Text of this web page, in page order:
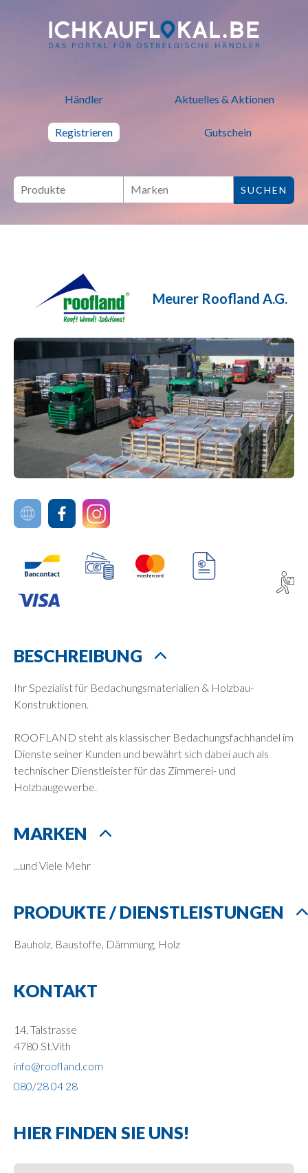
ich kauf lokal - Bei lokalen
Händler Aktuelles & Aktionen
Registrieren Gutschein
Meurer Roofland A.G.
BESCHREIBUNG
Ihr Spezialist für Bedachungsmaterialien & Holzbau-
Konstruktionen.
ROOFLAND steht als klassischer Bedachungsfachhandel im
Dienste seiner Kunden und bewährt sich dabei auch als
technischer Dienstleister für das Zimmerei- und
Holzbaugewerbe.
MARKEN
...und Viele Mehr
PRODUKTE / DIENSTLEISTUNGEN
Bauholz, Baustoffe, Dämmung, Holz
KONTAKT
14, Talstrasse
4780 St.Vith
info@roofland.com
080/28 04 28
HIER FINDEN SIE UNS!